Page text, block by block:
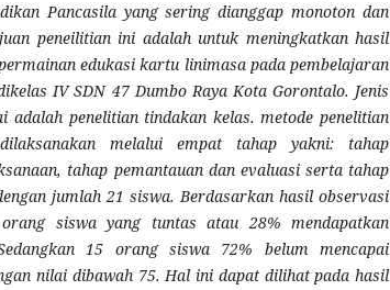
Pancasila yang sering dianggap monoton dan
peneilitian ini adalah untuk meningkatkan hasil
edukasi kartu linimasa pada pembelajaran
IV SDN 47 Dumbo Raya Kota Gorontalo. Jenis
adalah penelitian tindakan kelas. metode penelitian
melalui empat tahap yakni: tahap
tahap pemantauan dan evaluasi serta tahap
jumlah 21 siswa. Berdasarkan hasil observasi
siswa yang tuntas atau 28% mendapatkan
15 orang siswa 72% belum mencapai
nilai dibawah 75. Hal ini dapat dilihat pada hasil